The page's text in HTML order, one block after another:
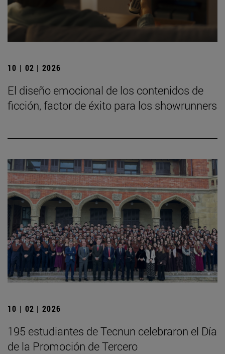
10 | 02 | 2026
El diseño emocional de los contenidos de
ficción, factor de éxito para los showrunners
10 | 02 | 2026
195 estudiantes de Tecnun celebraron el Día
de la Promoción de Tercero